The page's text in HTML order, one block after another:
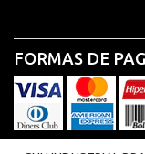
FORMAS DE